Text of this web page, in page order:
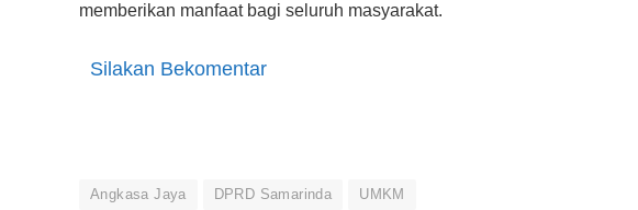
memberikan manfaat bagi seluruh masyarakat.
Silakan Bekomentar
Angkasa Jaya DPRD Samarinda UMKM